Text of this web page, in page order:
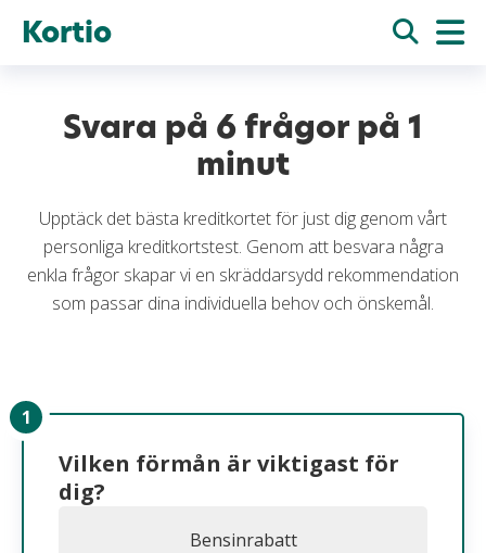
Kortio
Svara på 6 frågor på 1
minut
Upptäck det bästa kreditkortet för just dig genom vårt
personliga kreditkortstest. Genom att besvara några
enkla frågor skapar vi en skräddarsydd rekommendation
som passar dina individuella behov och önskemål.
Vilken förmån är viktigast för
dig?
Bensinrabatt